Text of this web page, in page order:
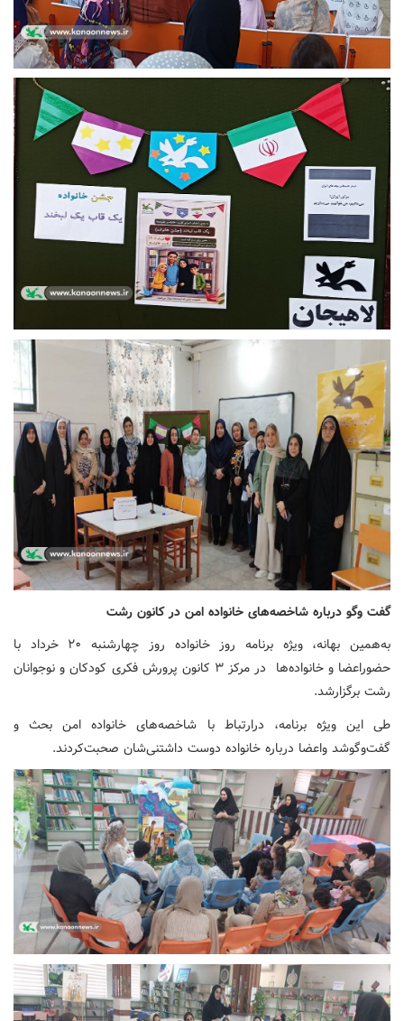
گفت وگو درباره شاخصه‌های خانواده امن در کانون رشت‌
به‌همین بهانه، ویژه برنامه روز خانواده روز چهارشنبه ۲۰ خرداد با
حضوراعضا و خانواده‌ها در مرکز ۳ کانون پرورش فکری کودکان و نوجوانان
رشت برگزارشد.
طی این ویژه برنامه، درارتباط با شاخصه‌های خانواده امن بحث و
گفت‌وگوشد واعضا درباره خانواده دوست داشتنی‌شان صحبت‌کردند.